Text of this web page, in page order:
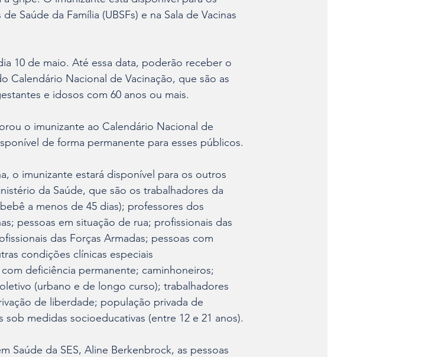
Saúde da Família (UBSFs) e na Sala de Vacinas
10 de maio. Até essa data, poderão receber o
Calendário Nacional de Vacinação, que são as
e idosos com 60 anos ou mais.
o imunizante ao Calendário Nacional de
de forma permanente para esses públicos.
o imunizante estará disponível para os outros
da Saúde, que são os trabalhadores da
a menos de 45 dias); professores dos
pessoas em situação de rua; profissionais das
das Forças Armadas; pessoas com
condições clínicas especiais
deficiência permanente; caminhoneiros;
(urbano e de longo curso); trabalhadores
de liberdade; população privada de
medidas socioeducativas (entre 12 e 21 anos).
Saúde da SES, Aline Berkenbrock, as pessoas